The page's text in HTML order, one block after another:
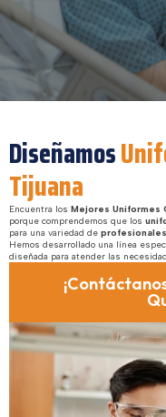
Diseñamos
Tijuana
Encuentra los Mejores Uniformes
porque comprendemos que los
para una variedad de
Hemos desarrollado una línea
diseñada para atender las